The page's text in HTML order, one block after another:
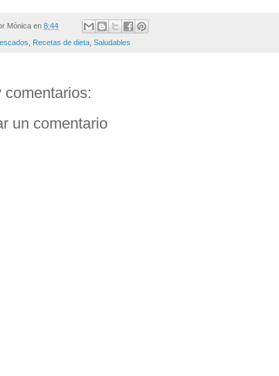
Mónica en 8:44
Recetas de dieta Saludables
comentarios:
un comentario